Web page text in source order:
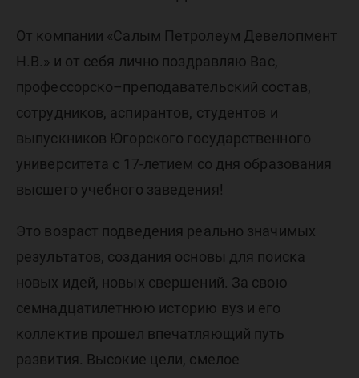
От компании «Салым Петролеум Девелопмент
Н.В.» и от себя лично поздравляю Вас,
профессорско–преподавательский состав,
сотрудников, аспирантов, студентов и
выпускников Югорского государственного
университета с 17-летием со дня образования
высшего учебного заведения!
Это возраст подведения реально значимых
результатов, создания основы для поиска
новых идей, новых свершений. За свою
семнадцатилетнюю историю вуз и его
коллектив прошел впечатляющий путь
развития. Высокие цели, смелое